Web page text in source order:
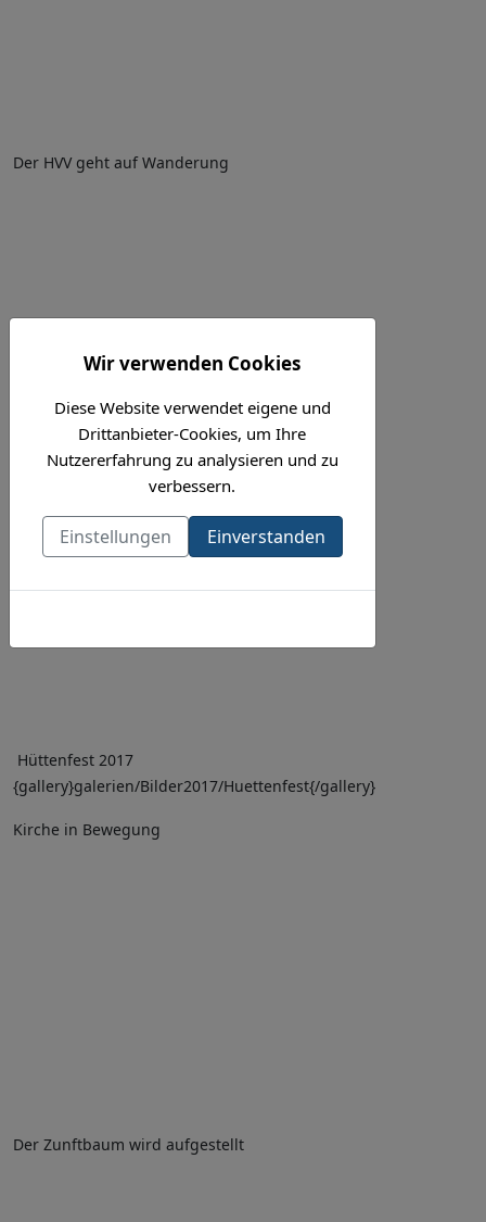
Der HVV geht auf Wanderung
Hüttenfest 2017
{gallery}galerien/Bilder2017/Huettenfest{/gallery}
Kirche in Bewegung
Der Zunftbaum wird aufgestellt
Wir verwenden Cookies
Diese Website verwendet eigene und
Drittanbieter-Cookies, um Ihre
Nutzererfahrung zu analysieren und zu
verbessern.
Einstellungen Einverstanden